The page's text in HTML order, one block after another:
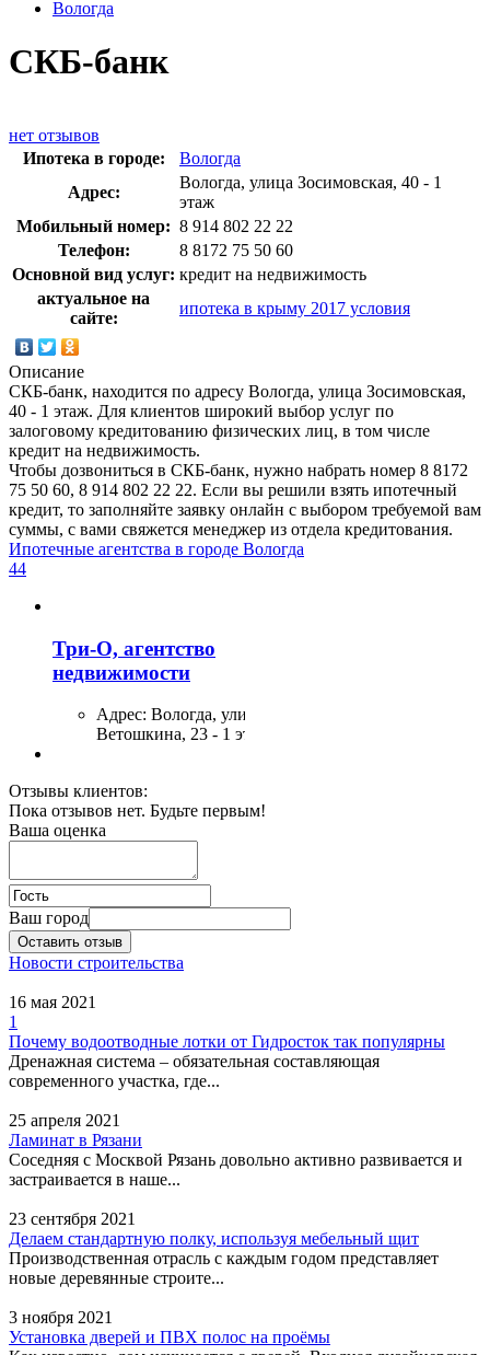
Вологда
СКБ-банк
нет отзывов
Ипотека в городе:
Вологда
Адрес:
Вологда, улица Зосимовская, 40 - 1
этаж
Мобильный номер: 8 914 802 22 22
Телефон:
8 8172 75 50 60
Основной вид услуг: кредит на недвижимость
актуальное на
сайте:
ипотека в крыму 2017 условия
Описание
СКБ-банк, находится по адресу Вологда, улица Зосимовская,
40 - 1 этаж. Для клиентов широкий выбор услуг по
залоговому кредитованию физических лиц, в том числе
кредит на недвижимость.
Чтобы дозвониться в СКБ-банк, нужно набрать номер 8 8172
75 50 60, 8 914 802 22 22. Если вы решили взять ипотечный
кредит, то заполняйте заявку онлайн с выбором требуемой вам
суммы, с вами свяжется менеджер из отдела кредитования.
Ипотечные агентства в городе Вологда
44
Три-О, агентство
недвижимости
Адрес: Вологда, улица
Ветошкина, 23 - 1 этаж
КБ Рублев
Адрес:Вологда, улица
Ульяновой, 9
Банк Уралсиб
Реал, бюро
Адрес:
Вологда, улица
Челюскинцев, 8 - 1 этаж
Альфа недвижимость,
агентство недвижимости
Батюшкова, 7 - 8 офис, 3
этаж
Отзывы клиентов:
Пока отзывов нет. Будьте первым!
Ваша оценка
Ваш город
Оставить отзыв
Новости строительства
16 мая 2021
1
Почему водоотводные лотки от Гидросток так популярны
Дренажная система – обязательная составляющая
современного участка, где...
25 апреля 2021
Ламинат в Рязани
Соседняя с Москвой Рязань довольно активно развивается и
застраивается в наше...
23 сентября 2021
Делаем стандартную полку, используя мебельный щит
Производственная отрасль с каждым годом представляет
новые деревянные строите...
3 ноября 2021
Установка дверей и ПВХ полос на проёмы